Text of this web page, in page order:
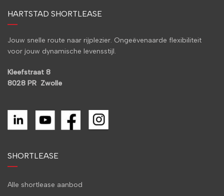
HARTSTAD SHORTLEASE
Jouw snelle route naar rijplezier. Ongeëvenaarde flexibiliteit
voor jouw dynamische levensstijl.
Kleefstraat 8
8028 PR Zwolle
SHORTLEASE
Alle shortlease aanbod